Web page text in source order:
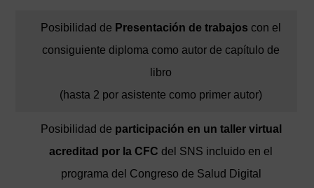
Posibilidad de Presentación de trabajos con el
consiguiente diploma como autor de capítulo de
libro
(hasta 2 por asistente como primer autor)
Posibilidad de participación en un taller virtual
acreditad por laCFC del SNS incluido en el
programa del Congreso de Salud Digital